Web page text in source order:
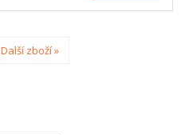
Další zboží »